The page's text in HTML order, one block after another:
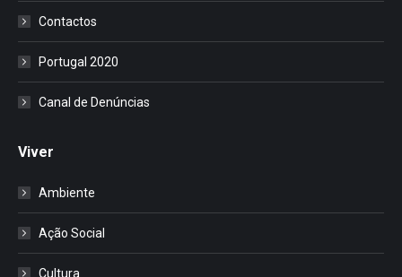
Contactos
Portugal 2020
Canal de Denúncias
Viver
Ambiente
Ação Social
Cultura